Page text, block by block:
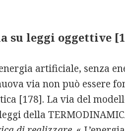
su leggi oggettive
artificiale, senza
via non può essere
[178]. La via del
della